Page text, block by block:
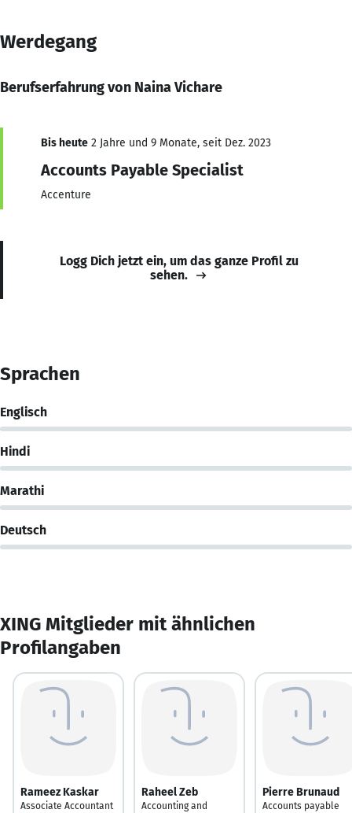
Werdegang
Berufserfahrung von Naina Vichare
Bis heute 2 Jahre und 9 Monate, seit Dez. 2023
Accounts Payable Specialist
Accenture
Logg Dich jetzt ein, um das ganze Profil zu
sehen.
Sprachen
Englisch
Hindi
Marathi
Deutsch
XING Mitglieder mit ähnlichen
Profilangaben
Rameez Kaskar
Associate Accountant
Raheel Zeb
Accounting and
Pierre Brunaud
Accounts payable